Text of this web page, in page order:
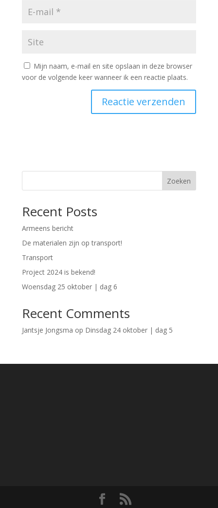
Mijn naam, e-mail en site opslaan in deze browser
voor de volgende keer wanneer ik een reactie plaats.
Zoeken
Recent Posts
Armeens bericht
De materialen zijn op transport!
Transport
Project 2024 is bekend!
Woensdag 25 oktober | dag 6
Recent Comments
Jantsje Jongsma op Dinsdag 24 oktober | dag 5